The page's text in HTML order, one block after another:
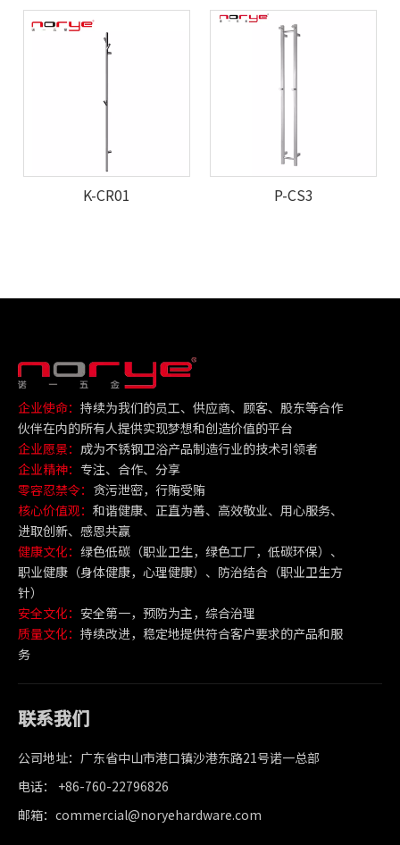
K-CR01 P-CS3
企业使命： 持续为我们的员工、供应商、顾客、股东等合作
伙伴在内的所有人提供实现梦想和创造价值的平台
企业愿景： 成为不锈钢卫浴产品制造行业的技术引领者
企业精神： 专注、合作、分享
零容忍禁令： 贪污泄密，行贿受贿
核心价值观： 和谐健康、正直为善、高效敬业、用心服务、
进取创新、感恩共赢
健康文化： 绿色低碳（职业卫生，绿色工厂，低碳环保）、
职业健康（身体健康，心理健康）、防治结合（职业卫生方
针）
安全文化： 安全第一，预防为主，综合治理
质量文化： 持续改进，稳定地提供符合客户要求的产品和服
务
联系我们
公司地址：广东省中山市港口镇沙港东路21号诺一总部
电话： +86-760-22796826
邮箱：commercial@noryehardware.com